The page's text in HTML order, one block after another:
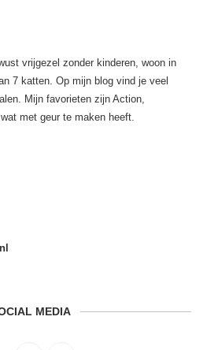
vrijgezel zonder kinderen, woon in
7 katten. Op mijn blog vind je veel
Mijn favorieten zijn Action,
met geur te maken heeft.
MEDIA